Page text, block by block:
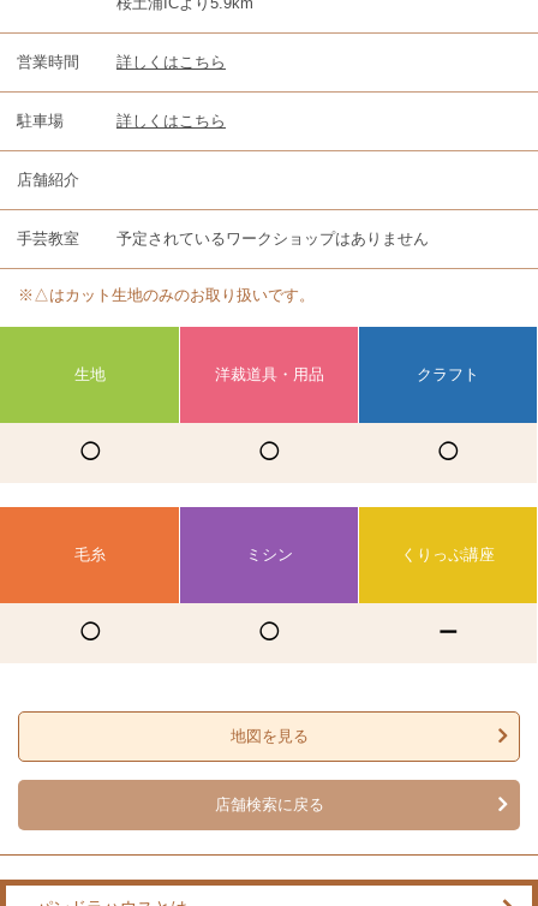
営業時間 詳しくはこちら
駐車場 詳しくはこちら
店舗紹介
手芸教室 予定されているワークショップはありません
※△はカット生地のみのお取り扱いです。
生地 洋裁道具・用品 クラフト
◯ ◯ ◯
毛糸 ミシン くりっぷ講座
◯ ◯ ー
地図を見る
店舗検索に戻る